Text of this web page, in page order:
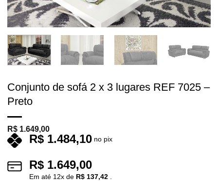
Conjunto de sofá 2 x 3 lugares REF 7025 –
Preto
R$ 1.649,00
R$ 1.484,10 no pix
R$ 1.649,00
Em até 12x de R$ 137,42